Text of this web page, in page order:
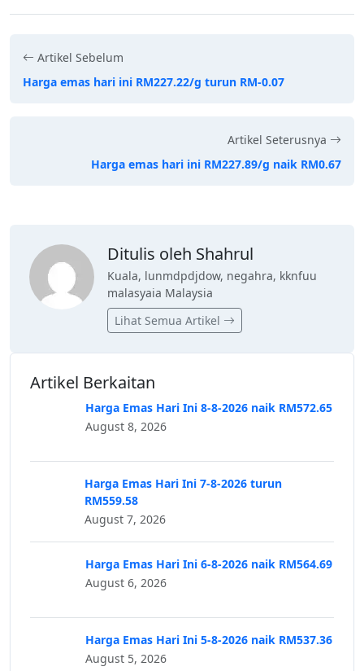
Artikel Sebelum
Harga emas hari ini RM227.22/g turun RM-0.07
Artikel Seterusnya
Harga emas hari ini RM227.89/g naik RM0.67
Ditulis oleh Shahrul
Kuala, lunmdpdjdow, negahra, kknfuu
malasyaia Malaysia
Lihat Semua Artikel
Artikel Berkaitan
Harga Emas Hari Ini 8-8-2026 naik RM572.65
August 8, 2026
Harga Emas Hari Ini 7-8-2026 turun
RM559.58
August 7, 2026
Harga Emas Hari Ini 6-8-2026 naik RM564.69
August 6, 2026
Harga Emas Hari Ini 5-8-2026 naik RM537.36
August 5, 2026